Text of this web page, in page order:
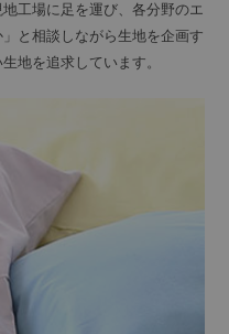
工場に足を運び、各分野のエ
と相談しながら生地を企画す
地を追求しています。